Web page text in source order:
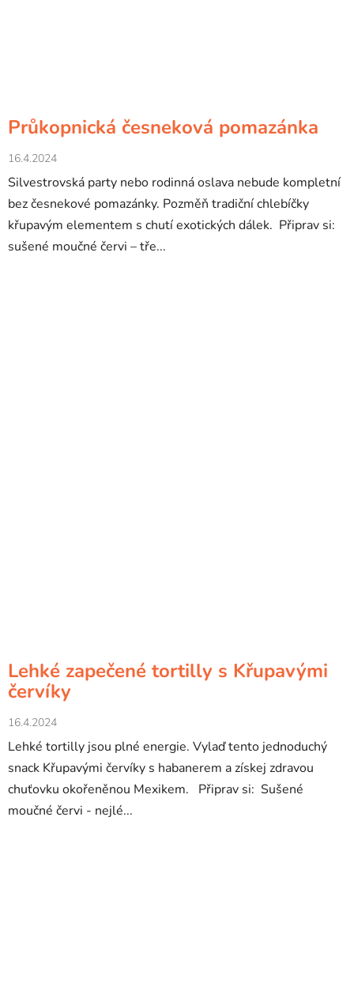
Průkopnická česneková pomazánka
16.4.2024
Silvestrovská party nebo rodinná oslava nebude kompletní
bez česnekové pomazánky. Pozměň tradiční chlebíčky
křupavým elementem s chutí exotických dálek. Připrav si:
sušené moučné červi – tře...
Lehké zapečené tortilly s Křupavými
červíky
16.4.2024
Lehké tortilly jsou plné energie. Vylaď tento jednoduchý
snack Křupavými červíky s habanerem a získej zdravou
chuťovku okořeněnou Mexikem. Připrav si: Sušené
moučné červi - nejlé...